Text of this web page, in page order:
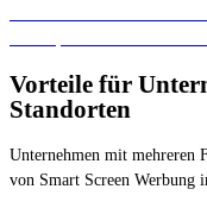
Vorteile für
Standorten
Unternehmen mit mehreren
von Smart Screen Werbung